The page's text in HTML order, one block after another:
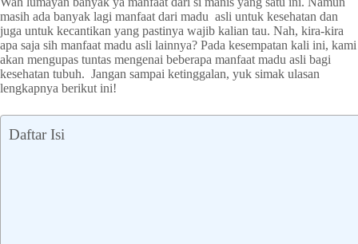
masih ada banyak lagi manfaat dari madu asli untuk kesehatan dan
juga untuk kecantikan yang pastinya wajib kalian tau. Nah, kira-kira
apa saja sih manfaat madu asli lainnya? Pada kesempatan kali ini, kami
akan mengupas tuntas mengenai beberapa manfaat madu asli bagi
kesehatan tubuh. Jangan sampai ketinggalan, yuk simak ulasan
lengkapnya berikut ini!
Daftar Isi